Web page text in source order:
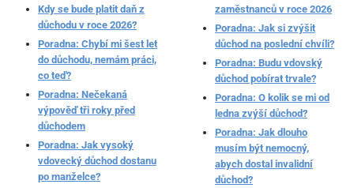
Kdy se bude platit daň z
důchodu v roce 2026?
Poradna: Chybí mi šest let
do důchodu, nemám práci,
co teď?
Poradna: Nečekaná
výpověď tři roky před
důchodem
Poradna: Jak vysoký
vdovecký důchod dostanu
po manželce?
zaměstnanců v roce 2026
Poradna: Jak si zvýšit
důchod na poslední chvíli?
Poradna: Budu vdovský
důchod pobírat trvale?
Poradna: O kolik se mi od
ledna zvýší důchod?
Poradna: Jak dlouho
musím být nemocný,
abych dostal invalidní
důchod?